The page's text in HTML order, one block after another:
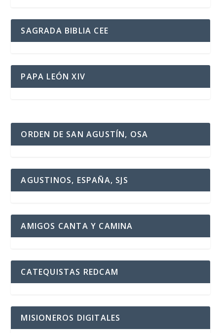
SAGRADA BIBLIA CEE
PAPA LEÓN XIV
ORDEN DE SAN AGUSTÍN, OSA
AGUSTINOS, ESPAÑA, SJS
AMIGOS CANTA Y CAMINA
CATEQUISTAS REDCAM
MISIONEROS DIGITALES